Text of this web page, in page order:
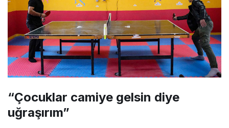
“Çocuklar camiye gelsin diye
uğraşırım”